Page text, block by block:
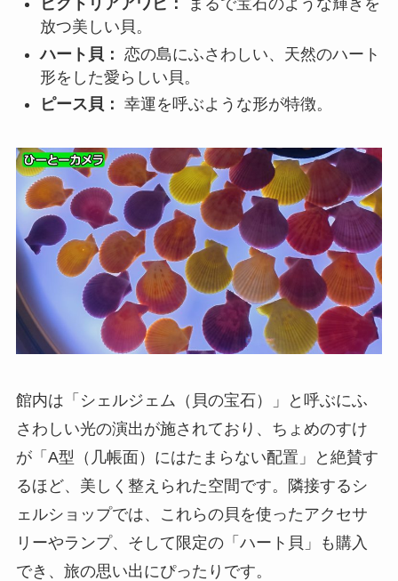
ビクトリアアワビ：
まるで宝石のような輝きを
放つ美しい貝。
ハート貝： 恋の島にふさわしい、天然のハート
形をした愛らしい貝。
ピース貝： 幸運を呼ぶような形が特徴。
館内は「シェルジェム（貝の宝石）」と呼ぶにふ
さわしい光の演出が施されており、ちょめのすけ
が「A型（几帳面）にはたまらない配置」と絶賛す
るほど、美しく整えられた空間です。隣接するシ
ェルショップでは、これらの貝を使ったアクセサ
リーやランプ、そして限定の「ハート貝」も購入
でき、旅の思い出にぴったりです。